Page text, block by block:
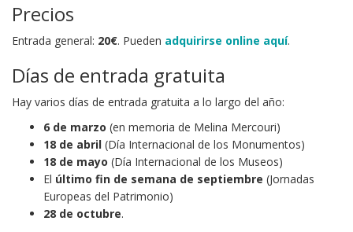
Precios
Entrada general: 20€. Pueden adquirirse online aquí.
Días de entrada gratuita
Hay varios días de entrada gratuita a lo largo del año:
6 de marzo (en memoria de Melina Mercouri)
18 de abril (Día Internacional de los Monumentos)
18 de mayo (Día Internacional de los Museos)
El último fin de semana de septiembre (Jornadas
Europeas del Patrimonio)
28 de octubre.